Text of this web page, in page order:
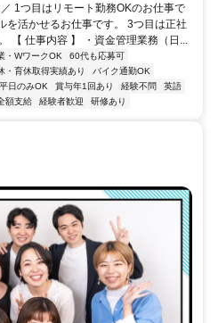
1つ目はリモート勤務OKのお仕事で
を活かせるお仕事です。 3つ目は正社
【 仕事内容 】 ・資金管理業務（日...
・WワークOK
60代も応募可
・育休取得実績あり
バイク通勤OK
平日のみOK 賞与年1回あり 経験不問
英語
額支給 経験者歓迎 研修あり